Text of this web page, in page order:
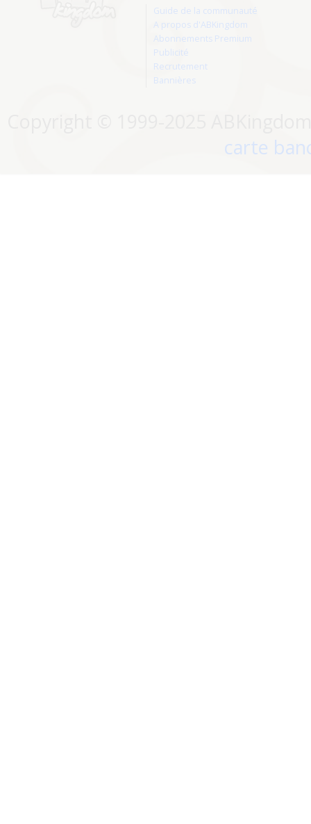
Guide de la communauté
A propos d'ABKingdom
Abonnements Premium
Publicité
Recrutement
Bannières
carte